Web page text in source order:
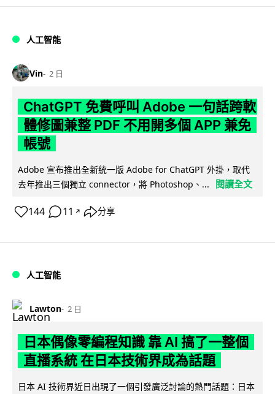
人工智能
Vin 2 日
ChatGPT 免費呼叫 Adobe 一句話跨軟
體修圖兼整 PDF 不用開多個 APP 兼免
帳號
Adobe 宣布推出全新統一版 Adobe for ChatGPT 外掛，取代
去年推出三個獨立 connector，將 Photoshop、...
閱讀全文
144 11 ↗ 分享
人工智能
Lawton 2 日
日本偶像零編程知識 靠 AI 搞了一整個
直播系統 在日本技術界成為話題
日本 AI 技術界近日出現了一個引發廣泛討論的熱門話題：日本